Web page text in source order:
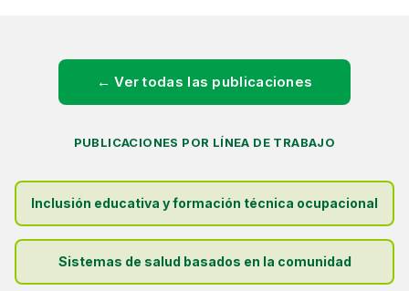
← Ver todas las publicaciones
PUBLICACIONES POR LÍNEA DE TRABAJO
Inclusión educativa y formación técnica ocupacional
Sistemas de salud basados en la comunidad